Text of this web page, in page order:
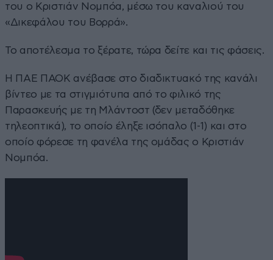
του ο Κριστιάν Νομπόα, μέσω του καναλιού του
«Δικεφάλου του Βορρά».
Το αποτέλεσμα το ξέρατε, τώρα δείτε και τις φάσεις.
Η ΠΑΕ ΠΑΟΚ ανέβασε στο διαδικτυακό της κανάλι
βίντεο με τα στιγμιότυπα από το φιλικό της
Παρασκευής με τη Μλάντοστ (δεν μεταδόθηκε
τηλεοπτικά), το οποίο έληξε ισόπαλο (1-1) και στο
οποίο φόρεσε τη φανέλα της ομάδας ο Κριστιάν
Νομπόα.